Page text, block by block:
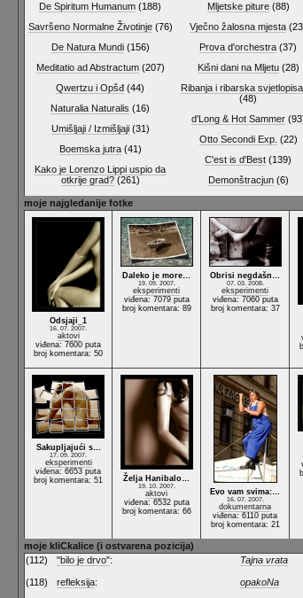
De Spiritum Humanum (188)
Savršeno Normalne Životinje(76)
De Natura Mundi(156)
Meditatio ad Abstractum(207)
Qwertzu i Opšđ (44)
Naturalia Naturalis (16)
Umišljaji / Izmišljaji(31)
Boemska jutra(41)
Kako je Lorenzo Lippi uspio da
otkrije grad?(261)
Mljetske piture(88)
Vječno žalosna mjesta
Prova d'orchestra (37)
Kišni dani na Mljetu(28)
Ribanja i ribarska
(48)
d'Long & Hot Sammer
Otto Secondi Exp. (22)
C'est is d'Best (139)
Demonštracjun(6)
moje najgledanije fotke
Odsjaji_1
16. 07. 2007.
aktovi
viđena: 7600 puta
broj komentara: 50
Daleko je more…
19. 09. 2007.
eksperimenti
viđena: 7079 puta
broj komentara: 89
Obrisi negdašn…
07. 03. 2008.
eksperimenti
viđena: 7060 puta
broj komentara: 37
Sakupljajući s…
17. 09. 2007.
eksperimenti
viđena: 6653 puta
broj komentara: 51
Želja Hanibalo…
19. 10. 2007.
aktovi
viđena: 6532 puta
broj komentara: 66
Evo vam svima:…
16. 07. 2007.
dokumentarna
viđena: 6110 puta
broj komentara: 21
moje kliCkalice (i ostvarena pozicija)
(112)
"bilo je drvo": Tajna vrata
(118) refleksija: opakoNa